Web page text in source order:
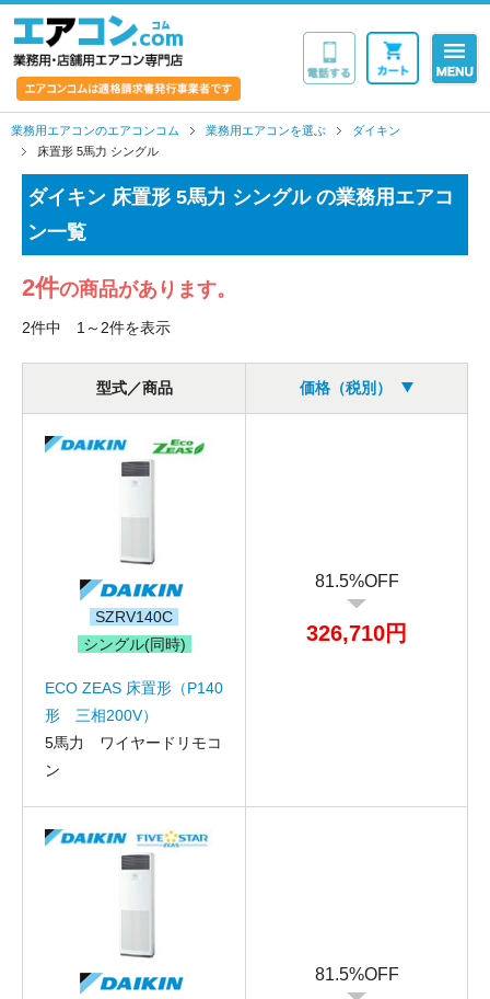
業務用エアコンのエアコンコム 業務用エアコンを選ぶ
ダイキン
床置形 5馬力 シングル
ダイキン 床置形 5馬力 シングル の業務用エアコ
ン一覧
2件の商品があります。
2件中 1～2件を表示
型式／商品 価格（税別）
SZRV140C
シングル(同時)
ECO ZEAS 床置形（P140
形 三相200V）
5馬力 ワイヤードリモコ
ン
81.5%OFF
326,710円
81.5%OFF